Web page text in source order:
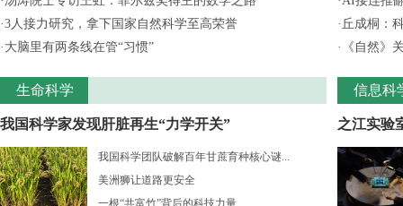
·3人接力研究，拿下国家自然科学至高荣誉
· 大脑里有两条线在管“习惯”
生命科学
我国科学家发现肝脏再生“力学开关”
我国科学团队破解百年甘蔗育种核心谜...
美洲狮让道路更安全
一根“共富竹”背后的科技力量
· 丘成桐：
·
《自然》
信息科
之江实验